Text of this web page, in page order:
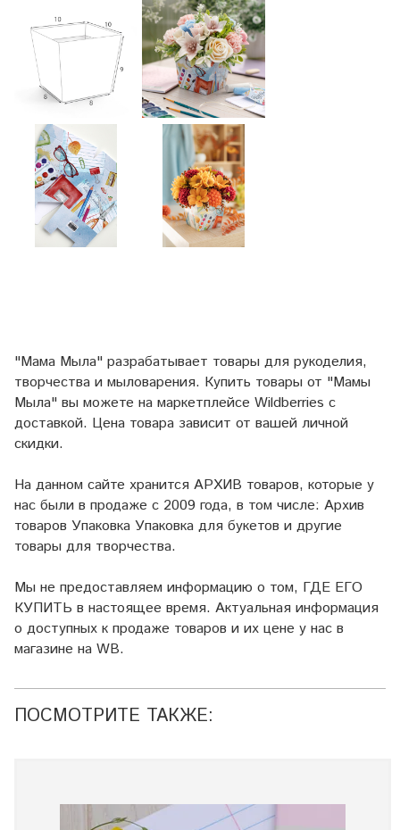
"Мама Мыла" разрабатывает товары для рукоделия,
творчества и мыловарения. Купить товары от "Мамы
Мыла" вы можете на маркетплейсе Wildberries с
доставкой. Цена товара зависит от вашей личной
скидки.
На данном сайте хранится АРХИВ товаров, которые у
нас были в продаже с 2009 года, в том числе: Архив
товаров Упаковка Упаковка для букетов и другие
товары для творчества.
Мы не предоставляем информацию о том, ГДЕ ЕГО
КУПИТЬ в настоящее время. Актуальная информация
о доступных к продаже товаров и их цене у нас в
магазине на WB.
ПОСМОТРИТЕ ТАКЖЕ: